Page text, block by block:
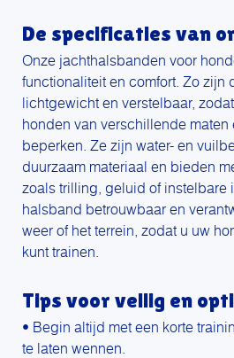
De specificaties van
Onze jachthalsbanden voor
functionaliteit en comfort. Zo zijn
lichtgewicht en verstelbaar,
honden van verschillende maten
beperken. Ze zijn water- en
duurzaam materiaal en bieden
zoals trilling, geluid of instelbare
halsband betrouwbaar en
weer of het terrein, zodat u uw
kunt trainen.
Tips voor veilig en
• Begin altijd met een korte
te laten wennen.